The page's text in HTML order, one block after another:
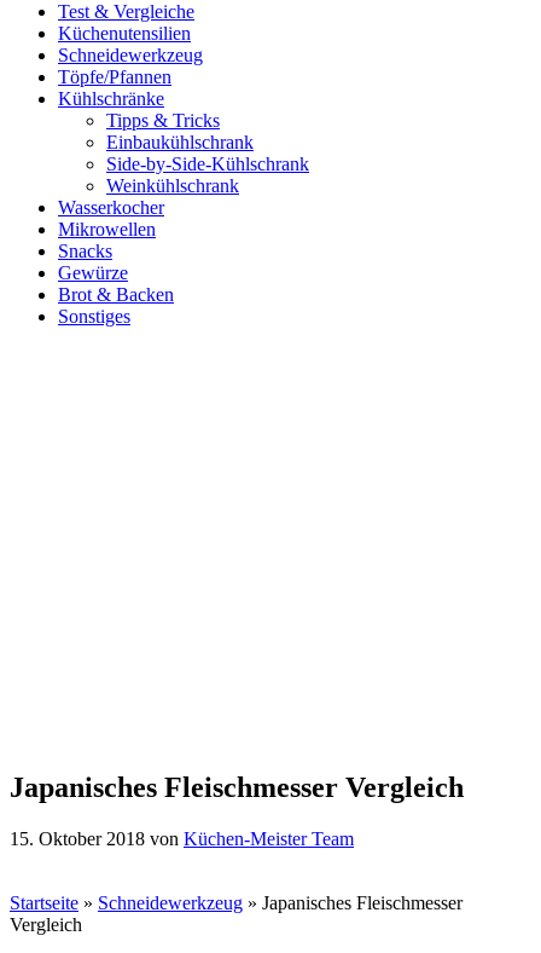
Test & Vergleiche
Küchenutensilien
Schneidewerkzeug
Töpfe/Pfannen
Kühlschränke
Tipps & Tricks
Einbaukühlschrank
Side-by-Side-Kühlschrank
Weinkühlschrank
Wasserkocher
Mikrowellen
Snacks
Gewürze
Brot & Backen
Sonstiges
Japanisches Fleischmesser Vergleich
15. Oktober 2018 von Küchen-Meister Team
Startseite » Schneidewerkzeug » Japanisches Fleischmesser
Vergleich